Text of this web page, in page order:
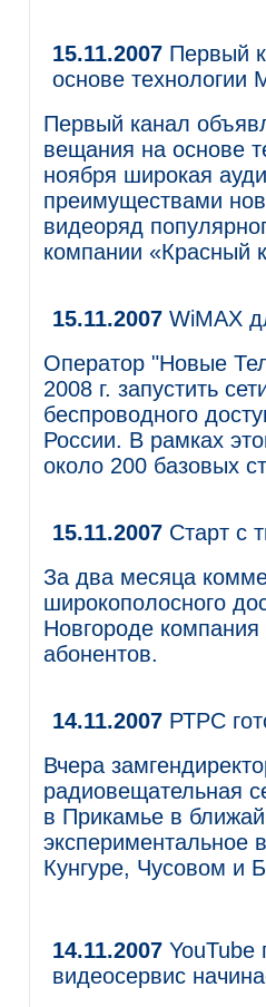
15.11.2007 Первый
основе технологии
Первый канал
вещания на основе
ноября широкая
преимуществами
видеоряд
компании «Красный
15.11.2007 WiMAX
Оператор "Новые
2008 г. запустить
беспроводного
России. В рамках
около 200 базовых
15.11.2007 Старт с
За два месяца
широкополосного
Новгороде
абонентов.
14.11.2007 РТРС
Вчера
радиовещательная
в Прикамье в
экспериментальное
Кунгуре, Чусовом и
14.11.2007 YouTube
видеосервис